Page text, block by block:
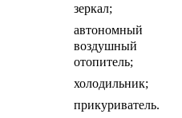
зеркал;
автономный
воздушный
отопитель;
холодильник;
прикуриватель.